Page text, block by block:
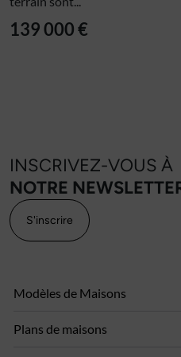
139 000 €
INSCRIVEZ-VOUS À
NOTRE
S'inscrire
Modèles de Maisons
Plans de maisons